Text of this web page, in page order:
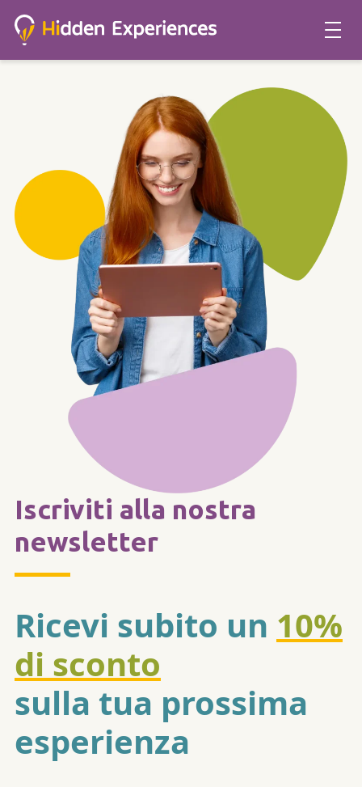
Iscriviti alla nostra
newsletter
Ricevi subito un 10%
di sconto
sulla tua prossima
esperienza